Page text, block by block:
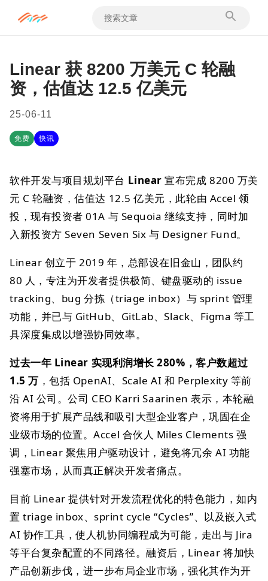
Linear 获 8200 万美元 C 轮融
资，估值达 12.5 亿美元
25-06-11
免费 快讯
软件开发与项目规划平台 Linear 宣布完成 8200 万美
元 C 轮融资，估值达 12.5 亿美元，此轮由 Accel 领
投，现有投资者 01A 与 Sequoia 继续支持，同时加
入新投资方 Seven Seven Six 与 Designer Fund。
Linear 创立于 2019 年，总部设在旧金山，团队约
80 人，专注为开发者提供极简、键盘驱动的 issue
tracking、bug 分拣（triage inbox）与 sprint 管理
功能，并已与 GitHub、GitLab、Slack、Figma 等工
具深度集成以增强协同效率。
过去一年 Linear 实现利润增长 280%，客户数超过
1.5 万 ，包括 OpenAI、Scale AI 和 Perplexity 等前
沿 AI 公司。公司 CEO Karri Saarinen 表示，本轮融
资将用于扩展产品线和吸引大型企业客户，巩固在企
业级市场的位置。Accel 合伙人 Miles Clements 强
调，Linear 聚焦用户驱动设计，避免将冗余 AI 功能
强塞市场，从而真正解决开发者痛点。
目前 Linear 提供针对开发流程优化的特色能力，如内
置 triage inbox、sprint cycle “Cycles”、以及嵌入式
AI 协作工具，使人机协同编程成为可能，走出与 Jira
等平台复杂配置的不同路径。融资后，Linear 将加快
产品创新步伐，进一步布局企业市场，强化其作为开